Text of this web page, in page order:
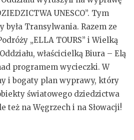
UNESCO”. Tym
była Transylwania. Razem ze
„ELLA TOURS” i Wielką
właścicielką Biura – Elą
programem wycieczki. W
i bogaty plan wyprawy, który
światowego dziedzictwa
też na Węgrzech i na Słowacji!